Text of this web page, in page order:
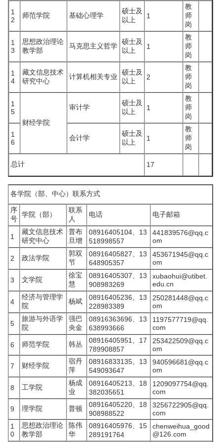
1
2
师范学院 基础心理学
硕士及
以上
1
教
师
岗
1
3
思想政治理论
教学部
马克思主义哲学
硕士及
以上
1
教
师
岗
1
4
藏文信息技术
研究中心
计算机相关专业
硕士及
以上
2
教
师
岗
1
5
财经学院
审计学
硕士及
以上
1
教
师
岗
1
6
会计学
硕士及
以上
1
教
师
岗
总计 17
各学院（部、中心）联系方式
序
号
学院（部）
联系
人
电话 电子邮箱
1
藏文信息技术
研究中心
普布
旦增
08916405104、13
518998557
441839576@qq.c
om
2 政法学院
郭双
节
08916405827、13
648905357
453671945@qq.c
om
3 文学院
徐宝
慧
08916405307、13
908983269
xubaohui@utibet.
edu.cn
4
经济与管理学
院
杨斌
08916405236、13
228983389
250281448@qq.c
om
5
旅游与外语学
院
强巴
央金
08916363696、13
638993666
1197577719@qq.
com
6 师范学院 韩丛
08916405951、17
789908857
253422509@qq.c
om
7 财经学院
宿丹
萍
08916833135、13
549093647
940596681@qq.c
om
8 工学院
杨成
业
08916405213、18
382035651
1209097754@qq.
com
9 理学院 普顿
08916405220、18
908988522
3256722905@qq.
com
1
0
思想政治理论
教学部
陈伟
华
08916405976、15
289191764
chenweihua_good
@126.com